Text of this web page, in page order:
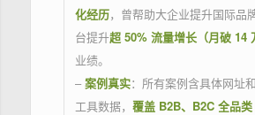
化经历，曾帮助大企业提升国际品
台提升超 50% 流量增长（月破 14
业绩。
– 案例真实：所有案例含具体网址
工具数据， 覆盖 B2B、B2C 全品